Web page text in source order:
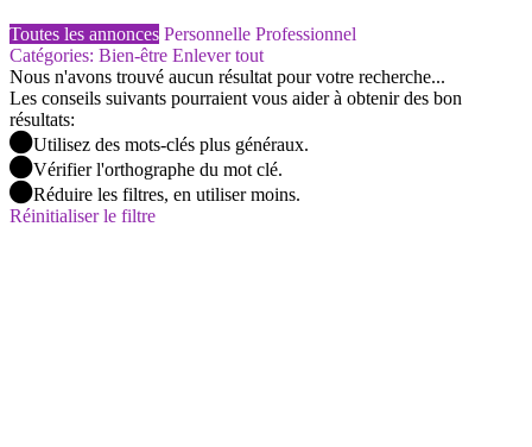
Toutes les annonces Personnelle Professionnel
Catégories: Bien-être Enlever tout
Nous n'avons trouvé aucun résultat pour votre recherche...
Les conseils suivants pourraient vous aider à obtenir des bon
résultats:
Utilisez des mots-clés plus généraux.
Vérifier l'orthographe du mot clé.
Réduire les filtres, en utiliser moins.
Réinitialiser le filtre